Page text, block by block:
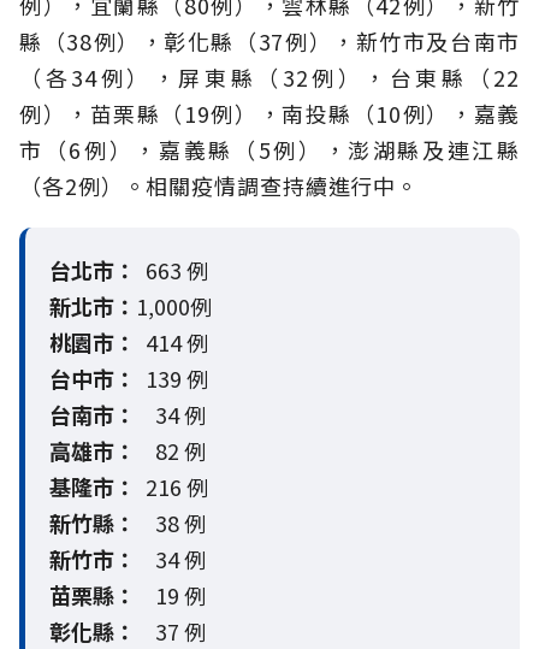
縣（38例），彰化縣（37例），新竹市及台南市
（各34例），屏東縣（32例），台東縣（22
例），苗栗縣（19例），南投縣（10例），嘉義
市（6例），嘉義縣（5例），澎湖縣及連江縣
（各2例）。相關疫情調查持續進行中。
台北市：
663 例
新北市： 1,000例
桃園市：
414 例
台中市：
139 例
台南市：
34 例
高雄市：
82 例
基隆市：
216 例
新竹縣：
38 例
新竹市：
34 例
苗栗縣：
19 例
彰化縣：
37 例